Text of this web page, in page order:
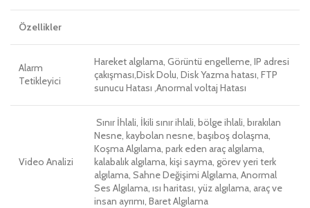
Özellikler
Alarm
Tetikleyici
Hareket algılama, Görüntü engelleme, IP adresi
çakışması,Disk Dolu, Disk Yazma hatası, FTP
sunucu Hatası ,Anormal voltaj Hatası
Video Analizi
Sınır İhlali, İkili sınır ihlali, bölge ihlali, bırakılan
Nesne, kaybolan nesne, başıboş dolaşma,
Koşma Algılama, park eden araç algılama,
kalabalık algılama, kişi sayma, görev yeri terk
algılama, Sahne Değişimi Algılama, Anormal
Ses Algılama, ısı haritası, yüz algılama, araç ve
insan ayrımı, Baret Algılama